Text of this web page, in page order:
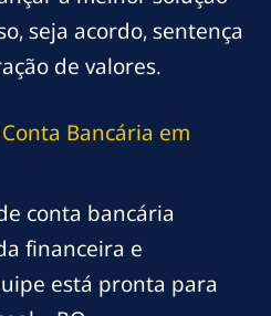
seja acordo, sentença
de valores.
Bancária em
conta bancária
financeira e
está pronta para